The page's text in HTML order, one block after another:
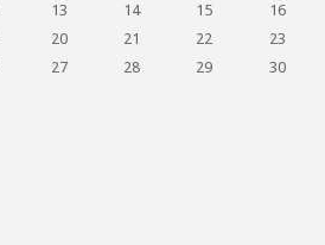
13 14 15
16
20 21 22
23
27 28 29
30